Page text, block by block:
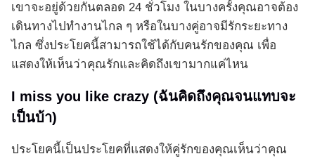
เขาจะอยู่ด้วยกันตลอด 24 ชั่วโมง ในบางครั้งคุณอาจต้อง
เดินทางไปทำงานไกล ๆ หรือในบางคู่อาจมีรักระยะทาง
ไกล ซึ่งประโยคนี้สามารถใช้ได้กับคนรักของคุณ เพื่อ
แสดงให้เห็นว่าคุณรักและคิดถึงเขามากแค่ไหน
I miss you like crazy (ฉันคิดถึงคุณจนแทบจะ
เป็นบ้า)
ประโยคนี้เป็นประโยคที่แสดงให้คู่รักของคุณเห็นว่าคุณ